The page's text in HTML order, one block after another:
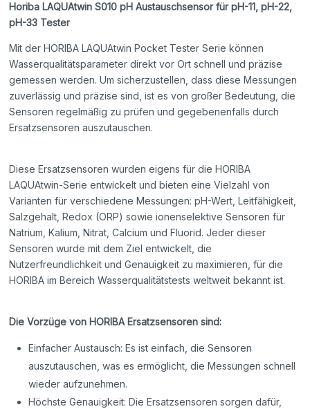
Horiba LAQUAtwin S010 pH Austauschsensor für pH-11, pH-22,
pH-33 Tester
Mit der HORIBA LAQUAtwin Pocket Tester Serie können
Wasserqualitätsparameter direkt vor Ort schnell und präzise
gemessen werden. Um sicherzustellen, dass diese Messungen
zuverlässig und präzise sind, ist es von großer Bedeutung, die
Sensoren regelmäßig zu prüfen und gegebenenfalls durch
Ersatzsensoren auszutauschen.
Diese Ersatzsensoren wurden eigens für die HORIBA
LAQUAtwin-Serie entwickelt und bieten eine Vielzahl von
Varianten für verschiedene Messungen: pH-Wert, Leitfähigkeit,
Salzgehalt, Redox (ORP) sowie ionenselektive Sensoren für
Natrium, Kalium, Nitrat, Calcium und Fluorid. Jeder dieser
Sensoren wurde mit dem Ziel entwickelt, die
Nutzerfreundlichkeit und Genauigkeit zu maximieren, für die
HORIBA im Bereich Wasserqualitätstests weltweit bekannt ist.
Die Vorzüge von HORIBA Ersatzsensoren sind:
Einfacher Austausch: Es ist einfach, die Sensoren
auszutauschen, was es ermöglicht, die Messungen schnell
wieder aufzunehmen.
Höchste Genauigkeit: Die Ersatzsensoren sorgen dafür,